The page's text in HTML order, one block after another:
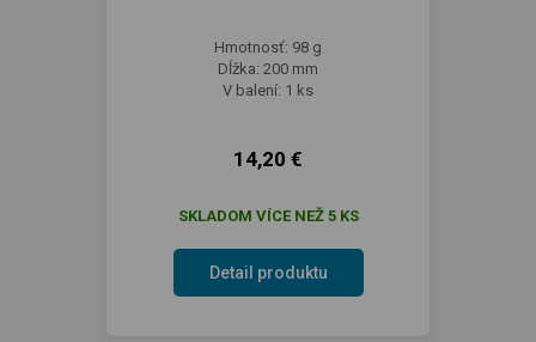
Hmotnosť: 98 g
Dĺžka: 200 mm
V balení: 1 ks
14,20 €
SKLADOM VÍCE NEŽ 5 KS
Detail produktu